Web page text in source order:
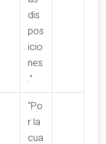
dis
pos
icio
nes
.”
“Po
r la
cua